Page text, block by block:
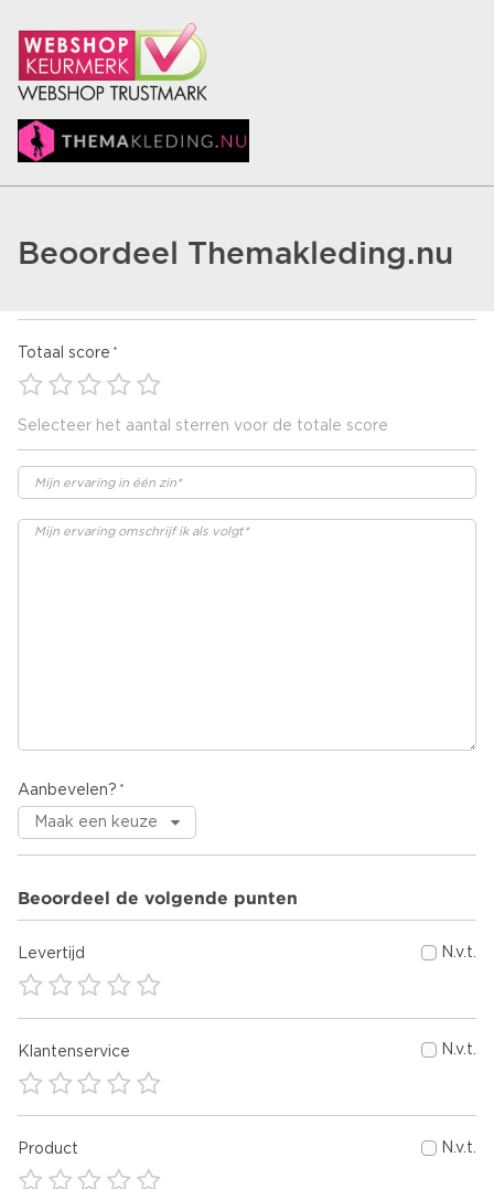
Beoordeel Themakleding.nu
Totaal score
Selecteer het aantal sterren voor de totale score
Aanbevelen?
Beoordeel de volgende punten
Levertijd N.v.t.
Klantenservice N.v.t.
Product N.v.t.